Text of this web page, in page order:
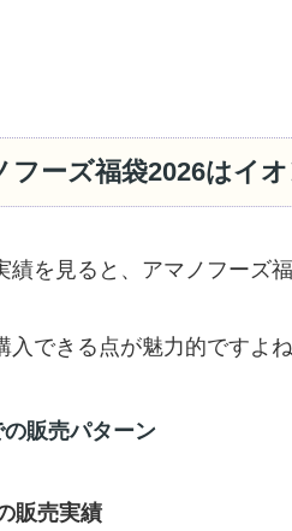
フーズ福袋2026はイ
績を見ると、アマノフーズ
入できる点が魅力的ですよね
販売パターン
販売実績